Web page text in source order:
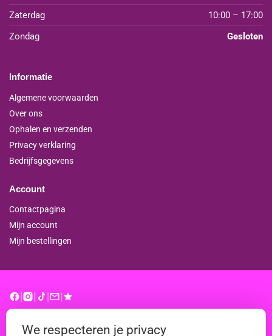
Zaterdag
10:00 – 17:00
Zondag
Gesloten
Informatie
Algemene voorwaarden
Over ons
Ophalen en verzenden
Privacy verklaring
Bedrijfsgegevens
Account
Contactpagina
Mijn account
Mijn bestellingen
We respecteren je privacy